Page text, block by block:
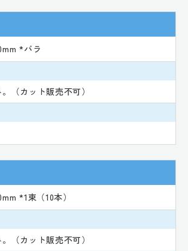
*バラ
（カット販売不可）
*1束（10本）
（カット販売不可）